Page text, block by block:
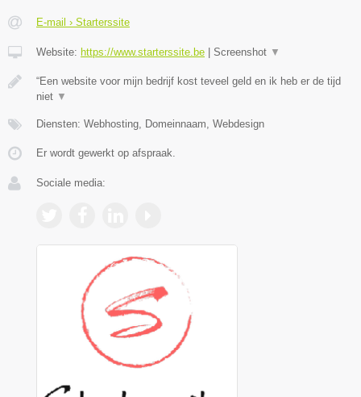
E-mail › Starterssite
Website: https://www.starterssite.be Screenshot ▼
“Een website voor mijn bedrijf kost teveel geld en ik heb er de tijd
niet ▼
Diensten: Webhosting, Domeinnaam, Webdesign
Er wordt gewerkt op afspraak.
Sociale media: